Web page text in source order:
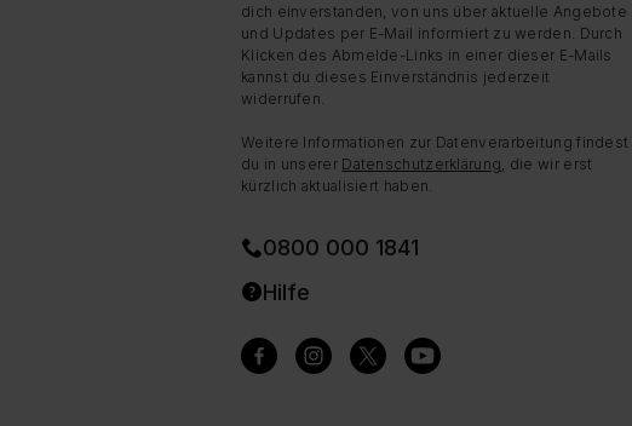
dich einverstanden, von uns über aktuelle Angebote
und Updates per E-Mail informiert zu werden. Durch
Klicken des Abmelde-Links in einer dieser E-Mails
kannst du dieses Einverständnis jederzeit
widerrufen.
Weitere Informationen zur Datenverarbeitung findest
du in unserer Datenschutzerklärung, die wir erst
kürzlich aktualisiert haben.
0800 000 1841
Hilfe